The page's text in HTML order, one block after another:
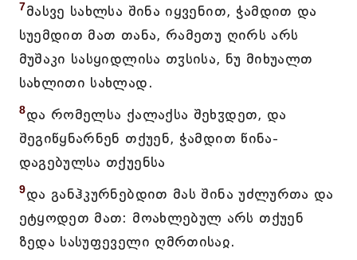
7მასვე სახლსა შინა იყვენით, ჭამდით და
სუემდით მათ თანა, რამეთუ ღირს არს
მუშაკი სასყიდლისა თჳსისა, ნუ მიხუალთ
სახლითი სახლად.
8და რომელსა ქალაქსა შეხჳდეთ, და
შეგიწყნარნენ თქუენ, ჭამდით წინა-
დაგებულსა თქუენსა
9და განჰკურნებდით მას შინა უძლურთა და
ეტყოდეთ მათ: მოახლებულ არს თქუენ
ზედა სასუფეველი ღმრთისაჲ.